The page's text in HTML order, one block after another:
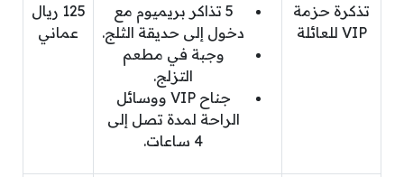
تذكرة حزمة
VIP للعائلة
5 تذاكر بريميوم مع
دخول إلى حديقة الثلج.
وجبة في مطعم
التزلج.
جناح VIP ووسائل
الراحة لمدة تصل إلى
4 ساعات.
125 ريال
عماني